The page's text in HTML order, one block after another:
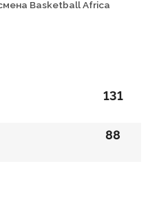
Basketball Africa
131
88